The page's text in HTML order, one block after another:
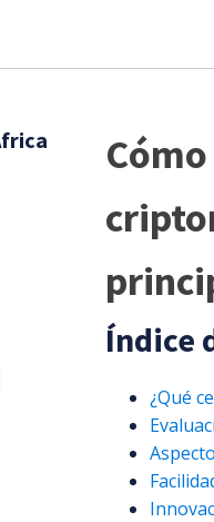
Índice
¿Qué